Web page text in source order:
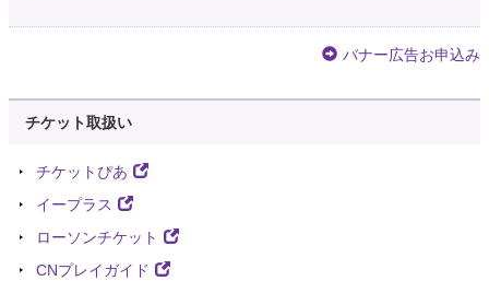
バナー広告お申込み
チケット取扱い
チケットぴあ
イープラス
ローソンチケット
CNプレイガイド